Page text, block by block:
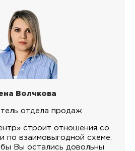
Волчкова
отдела продаж
строит отношения со
по взаимовыгодной схеме.
Вы остались довольны